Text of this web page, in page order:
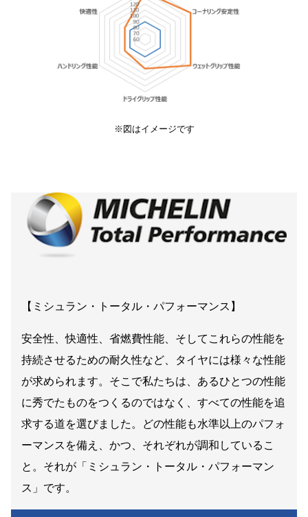
※図はイメージです
【ミシュラン・トータル・パフォーマンス】
安全性、快適性、省燃費性能、そしてこれらの性能を
持続させるための耐久性など、タイヤには様々な性能
が求められます。そこで私たちは、あるひとつの性能
に秀でたものをつくるのではなく、すべての性能を追
求する道を選びました。どの性能も水準以上のパフォ
ーマンスを備え、かつ、それぞれが調和しているこ
と。それが「ミシュラン・トータル・パフォーマン
ス」です。